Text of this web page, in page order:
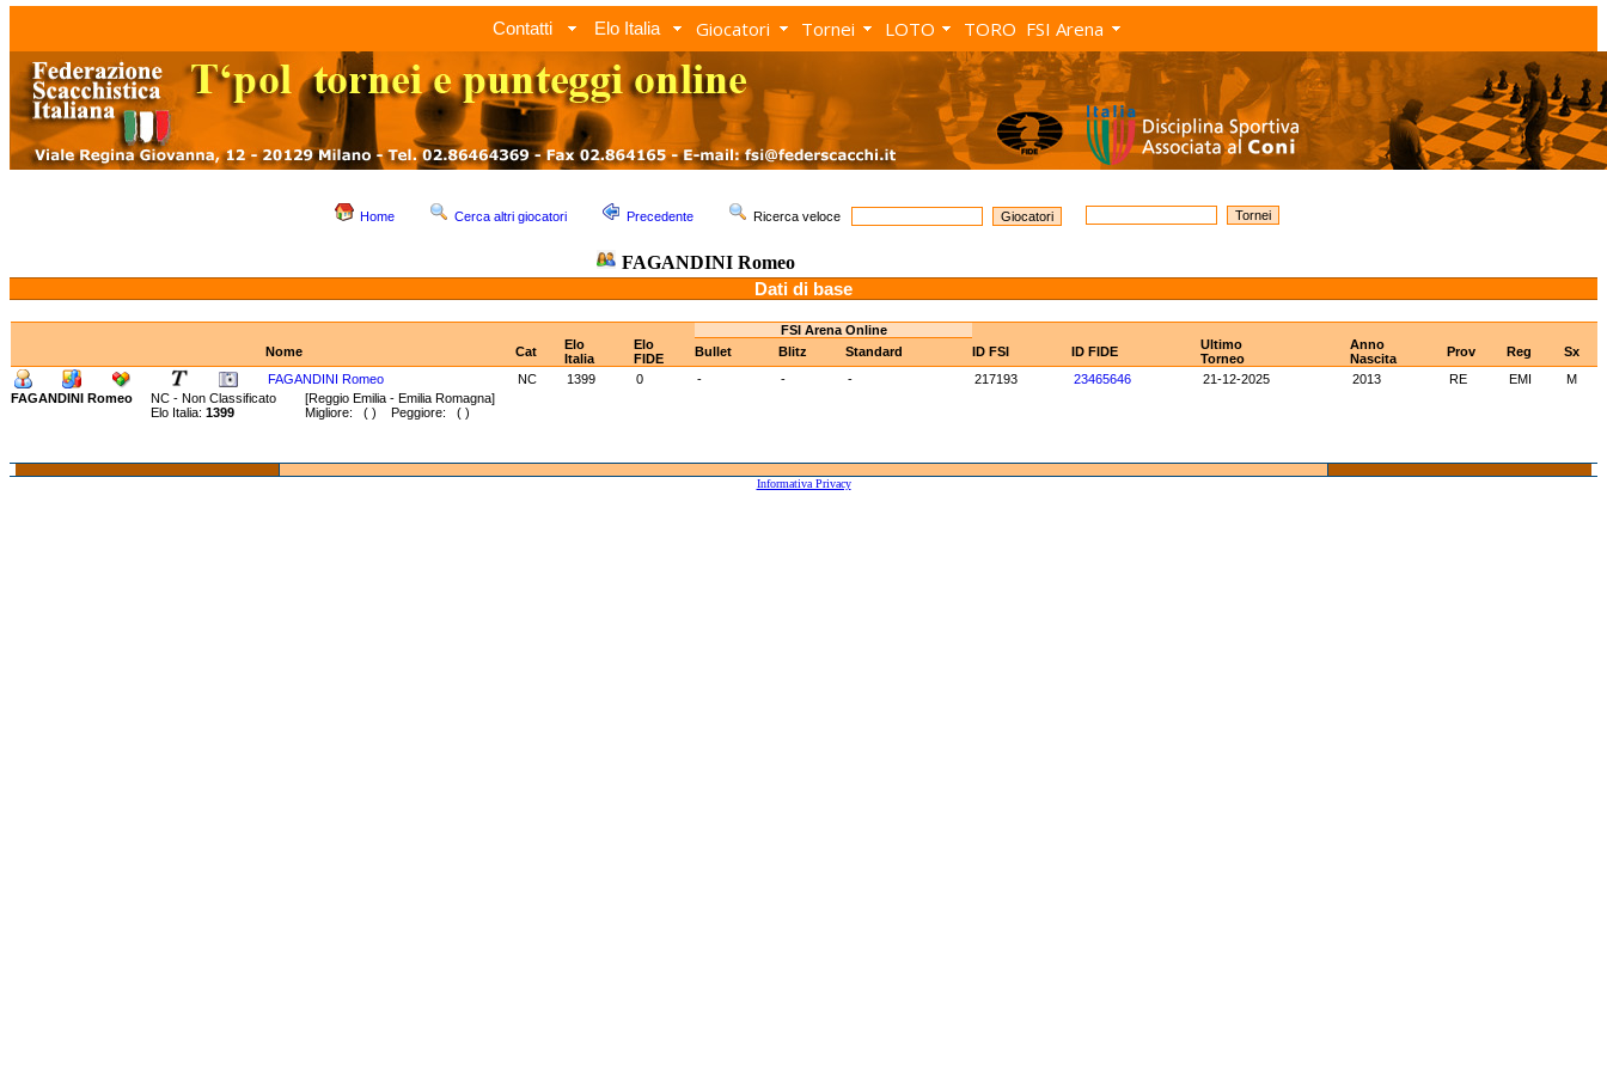
Contatti Elo Italia Giocatori Tornei LOTO TORO FSI Arena
Home Cerca altri giocatori Precedente Ricerca veloce
FAGANDINI Romeo
Dati di base
FSI Arena Online
Nome
Cat
Elo
Italia
Elo
FIDE
Bullet Blitz Standard ID FSI ID FIDE
Ultimo
Torneo
Anno
Nascita
Prov Reg
Sx
FAGANDINI Romeo
NC 1399 0 - - - 217193 23465646 21-12-2025 2013 RE EMI
M
FAGANDINI Romeo
NC - Non Classificato [Reggio Emilia - Emilia Romagna]
Elo Italia: 1399 Migliore: ( ) Peggiore: ( )
Informativa Privacy